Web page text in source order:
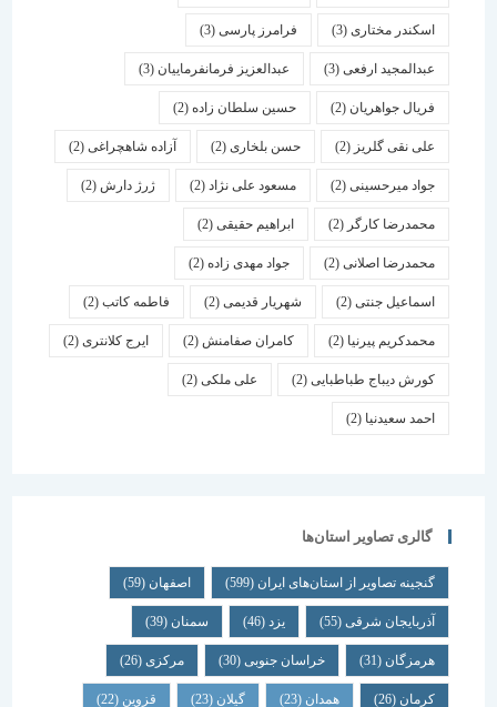
اسكندر مختاری (3) فرامرز پارسی(3)
عبدالمجید ارفعی(3) عبدالعزیز فرمانفرماییان(3)
فریال جواهریان(2) حسین سلطان زاده(2)
علی نقی گلریز(2) حسن بلخاری(2) آزاده شاهچراغی(2)
جواد میرحسینی(2) مسعود علی نژاد(2) ژرژ دارش (2)
محمدرضا کارگر(2) ابراهیم حقیقی(2)
محمدرضا اصلانی(2) جواد مهدی زاده(2)
اسماعیل جنتی(2) شهریار قدیمی(2) فاطمه کاتب(2)
محمدکریم پیرنیا (2) کامران صفامنش(2) ایرج کلانتری (2)
کورش دیباج طباطبایی(2) علی ملکی(2)
احمد سعیدنیا (2)
گالری تصاویر استان‌ها
گنجینه تصاویر از استان‌های ایران(599) اصفهان (59)
آذربایجان شرقی(55) یزد سمنان (39)
هرمزگان(31) خراسان جنوبی(30) مرکزی (26)
همدان گیلان قزوین